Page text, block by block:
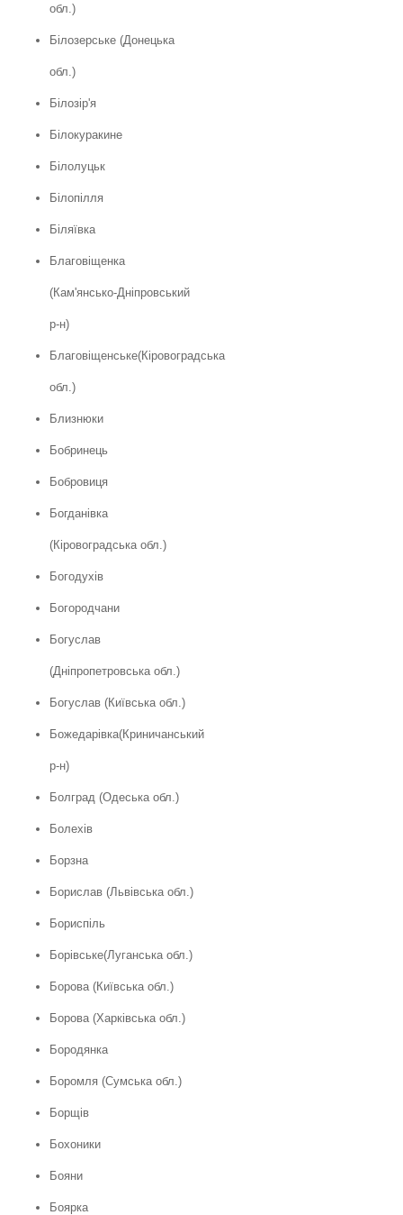
обл.)
Білозерське (Донецька
обл.)
Білозір'я
Білокуракине
Білолуцьк
Білопілля
Біляївка
Благовіщенка
(Кам'янсько-Дніпровський
р-н)
Благовіщенське(Кіровоградська
обл.)
Близнюки
Бобринець
Бобровиця
Богданівка
(Кіровоградська обл.)
Богодухів
Богородчани
Богуслав
(Дніпропетровська обл.)
Богуслав (Київська обл.)
Божедарівка(Криничанський
р-н)
Болград (Одеська обл.)
Болехів
Борзна
Борислав (Львівська обл.)
Бориспіль
Борівське(Луганська обл.)
Борова (Київська обл.)
Борова (Харківська обл.)
Бородянка
Боромля (Сумська обл.)
Борщів
Бохоники
Бояни
Боярка